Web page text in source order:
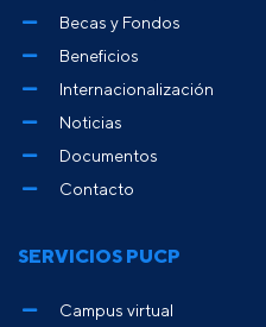
Becas y Fondos
Beneficios
Internacionalización
Noticias
Documentos
Contacto
SERVICIOS PUCP
Campus virtual